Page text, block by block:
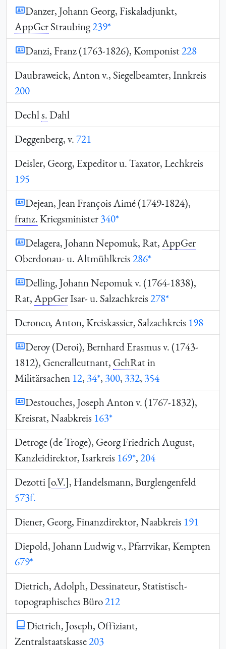
Danzer, Johann Georg, Fiskaladjunkt,
AppGerStraubing239*
Danzi, Franz (1763-1826), Komponist228
Daubraweick, Anton v., Siegelbeamter, Innkreis
200
Dechls.Dahl
Deggenberg, v.721
Deisler, Georg, Expeditor u. Taxator, Lechkreis
195
Dejean, Jean François Aimé (1749-1824),
franz.Kriegsminister340*
Delagera, Johann Nepomuk, Rat,AppGer
Oberdonau- u. Altmühlkreis286*
Delling, Johann Nepomuk v. (1764-1838),
Rat,AppGerIsar- u. Salzachkreis278*
Deronco, Anton, Kreiskassier, Salzachkreis 198
Deroy (Deroi), Bernhard Erasmus v. (1743-
1812), Generalleutnant, GehRatin
Militärsachen 12, 34*, 300, 332, 354
Destouches, Joseph Anton v. (1767-1832),
Kreisrat, Naabkreis 163*
Detroge (de Troge), Georg Friedrich August,
Kanzleidirektor, Isarkreis 169*,204
Dezotti [o.V.], Handelsmann, Burglengenfeld
573f.
Diener, Georg, Finanzdirektor, Naabkreis 191
Diepold, Johann Ludwig v., Pfarrvikar, Kempten
679*
Dietrich, Adolph, Dessinateur, Statistisch-
topographisches Büro212
Dietrich, Joseph, Offiziant,
Zentralstaatskasse203